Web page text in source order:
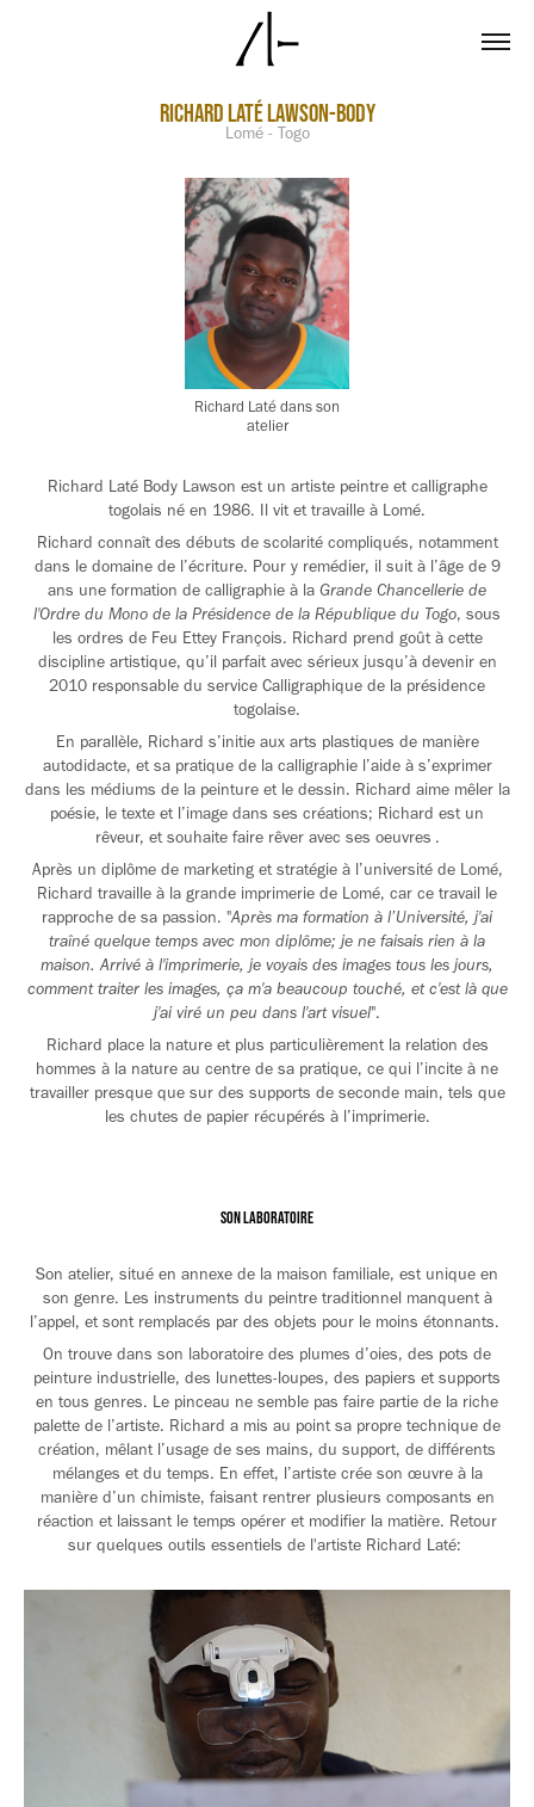
Richard Laté Lawson-body
Lomé - Togo
Richard Laté dans son
atelier
Richard Laté Body Lawson est un artiste peintre et calligraphe
togolais né en 1986. Il vit et travaille à Lomé.
Richard connaît des débuts de scolarité compliqués, notamment
dans le domaine de l’écriture. Pour y remédier, il suit à l’âge de 9
ans une formation de calligraphie à la Grande Chancellerie de
l'Ordre du Mono de la Présidence de la République du Togo, sous
les ordres de Feu Ettey François. Richard prend goût à cette
discipline artistique, qu’il parfait avec sérieux jusqu’à devenir en
2010 responsable du service Calligraphique de la présidence
togolaise.
En parallèle, Richard s’initie aux arts plastiques de manière
autodidacte, et sa pratique de la calligraphie l’aide à s’exprimer
dans les médiums de la peinture et le dessin. Richard aime mêler la
poésie, le texte et l’image dans ses créations; Richard est un
rêveur, et souhaite faire rêver avec ses oeuvres .
Après un diplôme de marketing et stratégie à l’université de Lomé,
Richard travaille à la grande imprimerie de Lomé, car ce travail le
rapproche de sa passion. "Après ma formation à l’Université, j'ai
traîné quelque temps avec mon diplôme; je ne faisais rien à la
maison. Arrivé à l'imprimerie, je voyais des images tous les jours,
comment traiter les images, ça m'a beaucoup touché, et c'est là que
j'ai viré un peu dans l'art visuel".
Richard place la nature et plus particulièrement la relation des
hommes à la nature au centre de sa pratique, ce qui l’incite à ne
travailler presque que sur des supports de seconde main, tels que
les chutes de papier récupérés à l’imprimerie.
Son Laboratoire
Son atelier, situé en annexe de la maison familiale, est unique en
son genre. Les instruments du peintre traditionnel manquent à
l’appel, et sont remplacés par des objets pour le moins étonnants.
On trouve dans son laboratoire des plumes d’oies, des pots de
peinture industrielle, des lunettes-loupes, des papiers et supports
en tous genres. Le pinceau ne semble pas faire partie de la riche
palette de l’artiste. Richard a mis au point sa propre technique de
création, mêlant l’usage de ses mains, du support, de différents
mélanges et du temps. En effet, l’artiste crée son œuvre à la
manière d’un chimiste, faisant rentrer plusieurs composants en
réaction et laissant le temps opérer et modifier la matière. Retour
sur quelques outils essentiels de l'artiste Richard Laté: